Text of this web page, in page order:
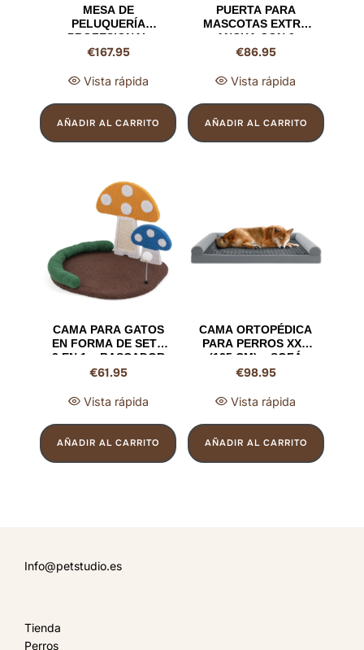
MESA DE
PELUQUERÍA
PROFESIONAL
PLEGABLE PARA
BRAZOS
ALTURA,
SUPERFICIE
€167.95
Vista rápida
AÑADIR AL CARRITO
PUERTA PARA
MASCOTAS EXTRA
ANCHA CON 2
EXTENSIONES –
SEGURIDAD DE
104 CM CON PUERTA
PEQUEÑA PARA
€86.95
Vista rápida
AÑADIR AL CARRITO
CAMA PARA GATOS
EN FORMA DE SETA
3 EN 1 – RASCADOR
DE SISAL,
ANCHA,
SUAVE Y BOLA DE
RESORTE (59 X 49 X
€61.95
Vista rápida
AÑADIR AL CARRITO
CAMA ORTOPÉDICA
PARA PERROS XXL
(135 CM) – SOFÁ
CAMA DE ESPUMA
HUEVO CON
LAVABLE (GRIS, 68
KG)
€98.95
Vista rápida
AÑADIR AL CARRITO
Info@petstudio.es
Tienda
Perros